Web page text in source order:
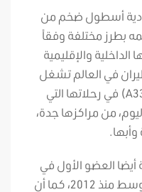
أسطول ضخم من
بطرز مختلفة وفقاً
الداخلية والإقليمية
في العالم تشغل
طائرة إيرباص من طراز (A330-300) في رحلاتها التي
رحلة في اليوم، من مراكزها جدة،
وأبها.
العضو الأول في
تحالف سكاي تيم من الشرق الأوسط منذ 2012، كما أن